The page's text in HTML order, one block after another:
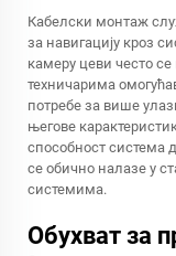
Кабелски монтаж
за навигацију кроз
камеру цеви често
техничарима
потребе за више
његове
способност система
се обично налазе у
системима.
Обухват за